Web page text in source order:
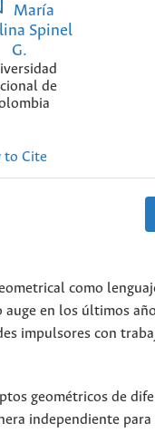
María
Spinel
G.
de
to Cite
como
en los últimos
impulsores con
geométricos de
independiente para